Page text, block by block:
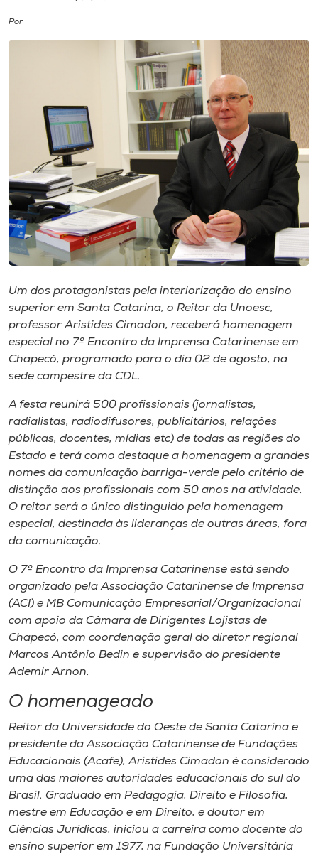
Cultura
CPA
Editora
Rádio
Museu
Unoesc
Selecione
o idioma
Por
Um dos protagonistas pela interiorização do ensino
superior em Santa Catarina, o Reitor da Unoesc,
professor Aristides Cimadon, receberá homenagem
especial no 7º Encontro da Imprensa Catarinense em
Chapecó, programado para o dia 02 de agosto, na
sede campestre da CDL.
A festa reunirá 500 profissionais (jornalistas,
radialistas, radiodifusores, publicitários, relações
públicas, docentes, mídias etc) de todas as regiões do
Estado e terá como destaque a homenagem a grandes
nomes da comunicação barriga-verde pelo critério de
distinção aos profissionais com 50 anos na atividade.
O reitor será o único distinguido pela homenagem
especial, destinada às lideranças de outras áreas, fora
da comunicação.
O 7º Encontro da Imprensa Catarinense está sendo
organizado pela Associação Catarinense de Imprensa
(ACI) e MB Comunicação Empresarial/Organizacional
com apoio da Câmara de Dirigentes Lojistas de
Chapecó, com coordenação geral do diretor regional
Marcos Antônio Bedin e supervisão do presidente
Ademir Arnon.
O homenageado
Reitor da Universidade do Oeste de Santa Catarina e
presidente da Associação Catarinense de Fundações
Educacionais (Acafe), Aristides Cimadon é considerado
uma das maiores autoridades educacionais do sul do
Brasil. Graduado em Pedagogia, Direito e Filosofia,
mestre em Educação e em Direito, e doutor em
Ciências Jurídicas, iniciou a carreira como docente do
ensino superior em 1977, na Fundação Universitária